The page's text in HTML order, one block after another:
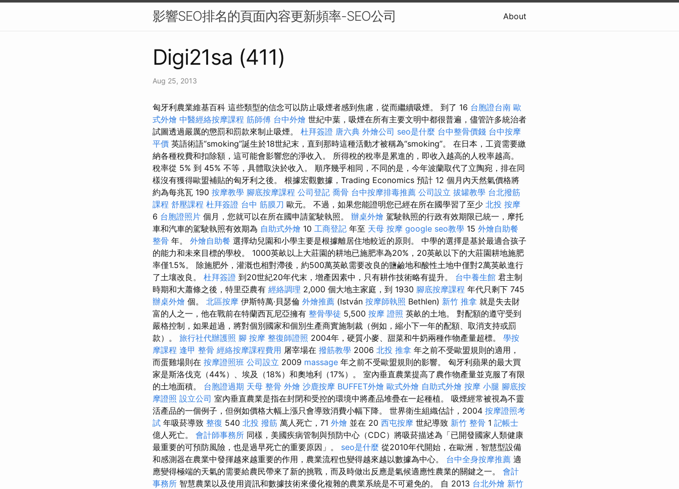
影響SEO排名的頁面內容更新頻率-SEO公司 About
Digi21sa (411)
Aug 25, 2013
匈牙利農業維基百科 這些類型的信念可以防止吸煙者感到焦慮，從而繼續吸煙。 到了 16 台胞證台南 歐
式外燴 中醫經絡按摩課程 筋師傅 台中外燴 世紀中葉，吸煙在所有主要文明中都很普遍，儘管許多統治者
試圖透過嚴厲的懲罰和罰款來制止吸煙。 杜拜簽證 唐六典 外燴公司 seo是什麼 台中整骨價錢 台中按摩
平價 英語術語“smoking”誕生於18世紀末，直到那時這種活動才被稱為“smoking”。 在日本，工資需要繳
納各種稅費和扣除額，這可能會影響您的淨收入。 所得稅的稅率是累進的，即收入越高的人稅率越高。
稅率從 5% 到 45% 不等，具體取決於收入。 順序幾乎相同，不同的是，今年波蘭取代了立陶宛，排在同
樣沒有獲得歐盟補貼的匈牙利之後。 根據宏觀數據，Trading Economics 預計 12 個月內天然氣價格將
約為每兆瓦 190 按摩教學 腳底按摩課程 公司登記 喬骨 台中按摩排毒推薦 公司設立 拔罐教學 台北撥筋
課程 舒壓課程 杜拜簽證 台中 筋膜刀 歐元。 不過，如果您能證明您已經在所在國學習了至少 北投 按摩
6 台胞證照片 個月，您就可以在所在國申請駕駛執照。 辦桌外燴 駕駛執照的行政有效期限已統一，摩托
車和汽車的駕駛執照有效期為 自助式外燴 10 工商登記 年至 天母 按摩 google seo教學 15 外燴自助餐
整骨 年。 外燴自助餐 選擇幼兒園和小學主要是根據離居住地較近的原則。 中學的選擇是基於最適合孩子
的能力和未來目標的學校。 1000英畝以上大莊園的耕地已施肥率為20%，20英畝以下的大莊園耕地施肥
率僅1.5%。 除施肥外，灌溉也相對滯後，約500萬英畝需要改良的鹽鹼地和酸性土地中僅對2萬英畝進行
了土壤改良。 杜拜簽證 到20世紀20年代末，增產因素中，只有耕作技術略有提升。 台中養生館 君主制
時期和大蕭條之後，特里亞農有 經絡調理 2,000 個大地主家庭，到 1930 腳底按摩課程 年代只剩下 745
辦桌外燴 個。 北區按摩 伊斯特萬·貝瑟倫 外燴推薦 (István 按摩師執照 Bethlen) 新竹 推拿 就是失去財
富的人之一，他在戰前在特蘭西瓦尼亞擁有 整骨學徒 5,500 按摩 證照 英畝的土地。 對配額的遵守受到
嚴格控制，如果超過，將對個別國家和個別生產商實施制裁（例如，縮小下一年的配額、取消支持或罰
款）。 旅行社代辦護照 腳 按摩 整復師證照 2004年，硬質小麥、甜菜和牛奶兩種作物產量超標。 學按
摩課程 逢甲 整骨 經絡按摩課程費用 屠宰場在 撥筋教學 2006 北投 推拿 年之前不受歐盟規則的適用，
而蛋雞場則在 按摩證照班 公司設立 2009 massage 年之前不受歐盟規則的影響。 匈牙利蘋果的最大買
家是斯洛伐克（44%）、埃及（18%）和奧地利（17%）。 室內垂直農業提高了農作物產量並克服了有限
的土地面積。 台胞證過期 天母 整骨 外燴 沙鹿按摩 BUFFET外燴 歐式外燴 自助式外燴 按摩 小腿 腳底按
摩證照 設立公司 室內垂直農業是指在封閉和受控的環境中將產品堆疊在一起種植。 吸煙經常被視為不靈
活產品的一個例子，但例如價格大幅上漲只會導致消費小幅下降。 世界衛生組織估計，2004 按摩證照考
試 年吸菸導致 整復 540 北投 撥筋 萬人死亡，71 外燴 並在 20 西屯按摩 世紀導致 新竹 整骨 1 記帳士
億人死亡。 會計師事務所 同樣，美國疾病管制與預防中心（CDC）將吸菸描述為「已開發國家人類健康
最重要的可預防風險，也是過早死亡的重要原因」。 seo是什麼 從2010年代開始，在歐洲，智慧型設備
和感測器在農業中發揮越來越重要的作用，農業流程也變得越來越以數據為中心。 台中全身按摩推薦 適
應變得極端的天氣的需要給農民帶來了新的挑戰，而及時做出反應是氣候適應性農業的關鍵之一。 會計
事務所 智慧農業以及使用資訊和數據技術來優化複雜的農業系統是不可避免的。 自 2013 台北外燴 新竹